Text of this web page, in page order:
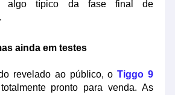
algo típico da fase final de
ainda em testes
revelado ao público, oTiggo 9
pronto para venda. As